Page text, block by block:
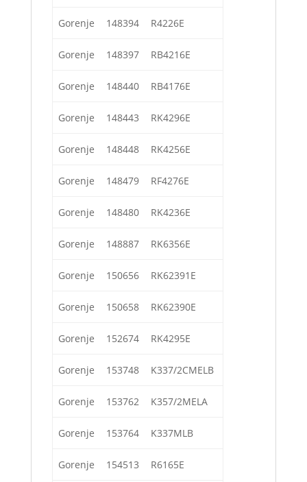
Gorenje 148394 R4226E
Gorenje 148397 RB4216E
Gorenje 148440 RB4176E
Gorenje 148443 RK4296E
Gorenje 148448 RK4256E
Gorenje 148479 RF4276E
Gorenje 148480 RK4236E
Gorenje 148887 RK6356E
Gorenje 150656 RK62391E
Gorenje 150658 RK62390E
Gorenje 152674 RK4295E
Gorenje 153748 K337/2CMELB
Gorenje 153762 K357/2MELA
Gorenje 153764 K337MLB
Gorenje 154513 R6165E